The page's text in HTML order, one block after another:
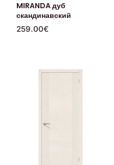
MIRANDA дуб
скандинавский
259.00€